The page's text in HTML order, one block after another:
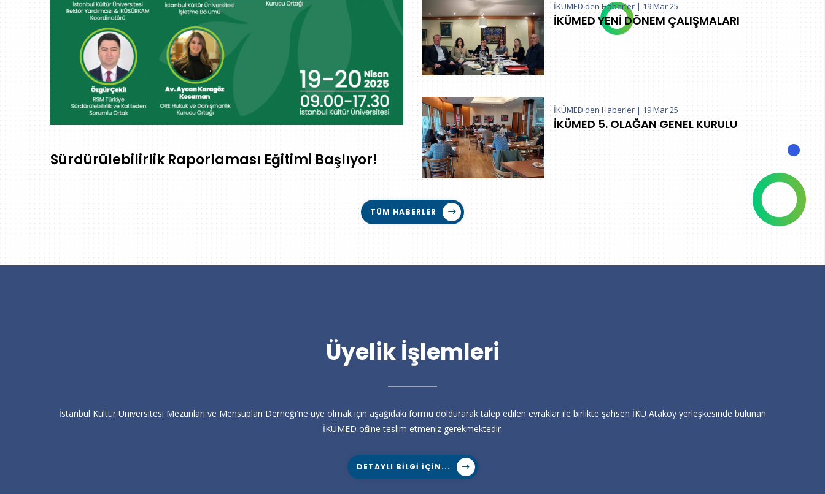
Sürdürülebilirlik Raporlaması Eğitimi Başlıyor!
İKÜMED'den Haberler | 19 Mar 25
İKÜMED YENİ DÖNEM ÇALIŞMALARI
İKÜMED'den Haberler | 19 Mar 25
İKÜMED 5. OLAĞAN GENEL KURULU
TÜM HABERLER
Üyelik İşlemleri
İstanbul Kültür Üniversitesi Mezunları ve Mensupları Derneği'ne üye olmak için aşağıdaki formu doldurarak talep edilen evraklar ile birlikte şahsen İKÜ Ataköy yerleşkesinde bulunan
İKÜMED ofisine teslim etmeniz gerekmektedir.
DETAYLI BILGI IÇIN...